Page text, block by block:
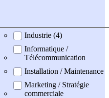
Industrie (4)
Informatique /
Télécommunication
Installation / Maintenance
Marketing / Stratégie
commerciale